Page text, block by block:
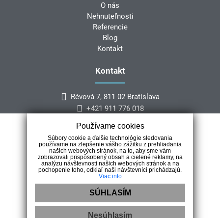
O nás
Nehnuteľnosti
Referencie
Blog
Kontakt
Kontakt
Révová 7, 811 02 Bratislava
+421 911 776 018
info@rebeccarealestate.sk
Prinášame Vám vybrané nehnuteľnosti zo Slovenska ako aj z
TOP luxusných medzinárdoných lokalít.
Používame cookies
Súbory cookie a ďalšie technológie sledovania
používame na zlepšenie vášho zážitku z prehliadania
našich webových stránok, na to, aby sme vám
zobrazovali prispôsobený obsah a cielené reklamy, na
analýzu návštevnosti našich webových stránok a na
pochopenie toho, odkiaľ naši návštevníci prichádzajú.
Viac info
SÚHLASÍM
Nesúhlasím